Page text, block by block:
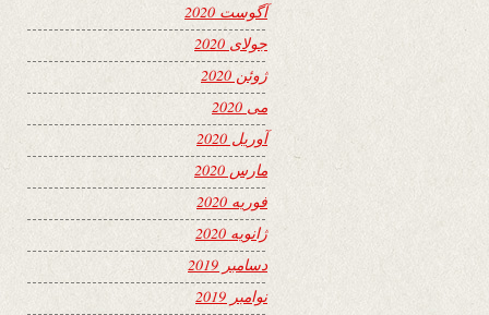
آگوست 2020
جولای 2020
ژوئن 2020
می 2020
آوریل 2020
مارس 2020
فوریه 2020
ژانویه 2020
دسامبر 2019
نوامبر 2019